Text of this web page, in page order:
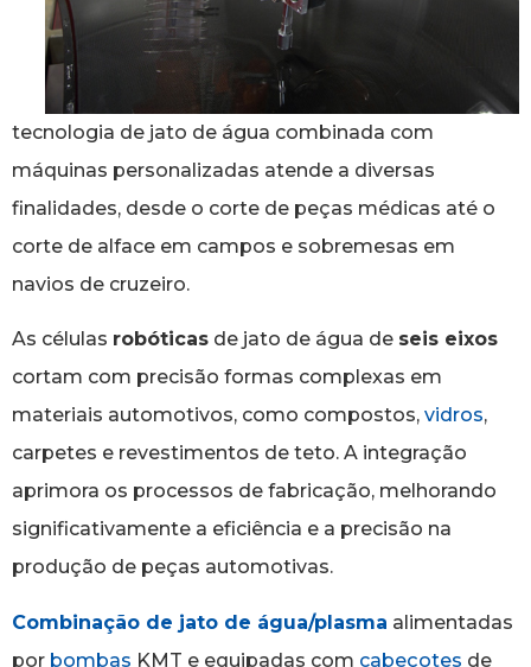
tecnologia de jato de água combinada com
máquinas personalizadas atende a diversas
finalidades, desde o corte de peças médicas até o
corte de alface em campos e sobremesas em
navios de cruzeiro.
As células robóticas de jato de água de seis eixos
cortam com precisão formas complexas em
materiais automotivos, como compostos, vidros,
carpetes e revestimentos de teto. A integração
aprimora os processos de fabricação, melhorando
significativamente a eficiência e a precisão na
produção de peças automotivas.
Combinação de jato de água/plasma alimentadas
por bombas KMT e equipadas com cabeçotes de